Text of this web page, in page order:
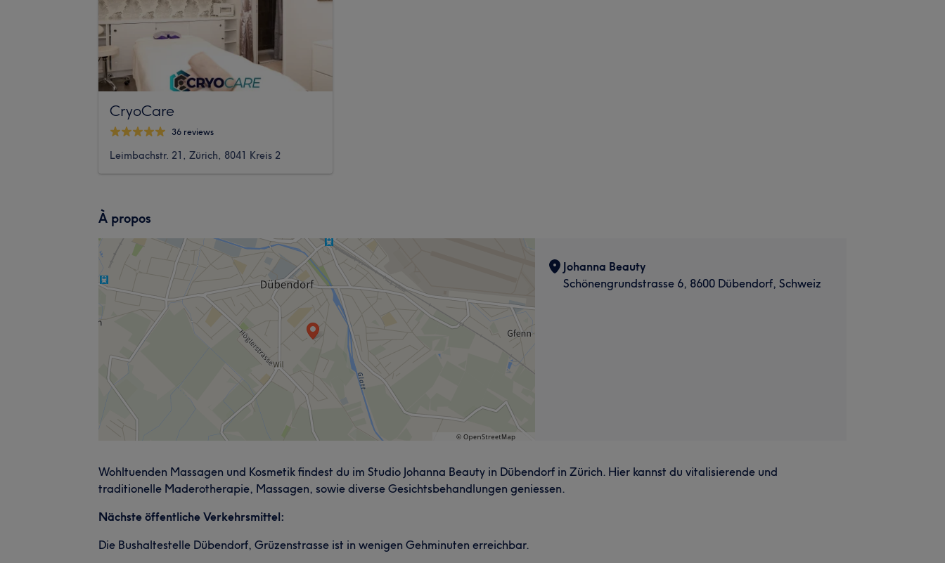
CryoCare
36 reviews
Leimbachstr. 21, Zürich, 8041 Kreis 2
À propos
Johanna Beauty
Schönengrundstrasse 6, 8600 Dübendorf, Schweiz
Wohltuenden Massagen und Kosmetik findest du im Studio Johanna Beauty in Dübendorf in Zürich. Hier kannst du vitalisierende und
traditionelle Maderotherapie, Massagen, sowie diverse Gesichtsbehandlungen geniessen.
Nächste öffentliche Verkehrsmittel:
Die Bushaltestelle Dübendorf, Grüzenstrasse ist in wenigen Gehminuten erreichbar.